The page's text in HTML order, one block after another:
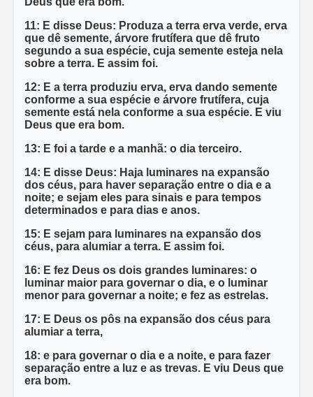
11: E disse Deus: Produza a terra erva verde, erva
que dê semente, árvore frutífera que dê fruto
segundo a sua espécie, cuja semente esteja nela
sobre a terra. E assim foi.
12: E a terra produziu erva, erva dando semente
conforme a sua espécie e árvore frutífera, cuja
semente está nela conforme a sua espécie. E viu
Deus que era bom.
13: E foi a tarde e a manhã: o dia terceiro.
14: E disse Deus: Haja luminares na expansão
dos céus, para haver separação entre o dia e a
noite; e sejam eles para sinais e para tempos
determinados e para dias e anos.
15: E sejam para luminares na expansão dos
céus, para alumiar a terra. E assim foi.
16: E fez Deus os dois grandes luminares: o
luminar maior para governar o dia, e o luminar
menor para governar a noite; e fez as estrelas.
17: E Deus os pôs na expansão dos céus para
alumiar a terra,
18: e para governar o dia e a noite, e para fazer
separação entre a luz e as trevas. E viu Deus que
era bom.